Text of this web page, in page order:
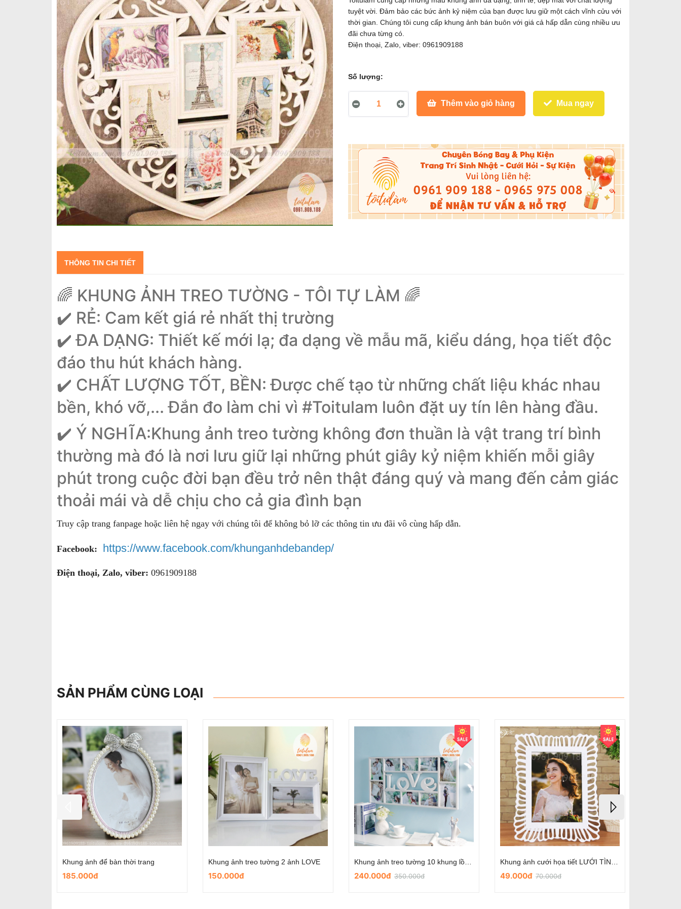
tuyệt vời. Đảm bảo các bức ảnh kỷ niệm của bạn được lưu giữ một cách vĩnh cửu với
thời gian. Chúng tôi cung cấp khung ảnh bán buôn với giá cả hấp dẫn cùng nhiều ưu
đãi chưa từng có.
Điện thoại, Zalo, viber: 0961909188
Số lượng:
Thêm vào giỏ hàng Mua ngay
THÔNG TIN CHI TIẾT
🌈 KHUNG ẢNH TREO TƯỜNG - TÔI TỰ LÀM 🌈
✔️ RẺ: Cam kết giá rẻ nhất thị trường
✔️ ĐA DẠNG: Thiết kế mới lạ; đa dạng về mẫu mã, kiểu dáng, họa tiết độc
đáo thu hút khách hàng.
✔️ CHẤT LƯỢNG TỐT, BỀN: Được chế tạo từ những chất liệu khác nhau
bền, khó vỡ,... Đắn đo làm chi vì #Toitulam luôn đặt uy tín lên hàng đầu.
✔️ Ý NGHĨA:Khung ảnh treo tường không đơn thuần là vật trang trí bình
thường mà đó là nơi lưu giữ lại những phút giây kỷ niệm khiến mỗi giây
phút trong cuộc đời bạn đều trở nên thật đáng quý và mang đến cảm giác
thoải mái và dễ chịu cho cả gia đình bạn
Truy cập trang fanpage hoặc liên hệ ngay với chúng tôi để không bỏ lỡ các thông tin ưu đãi vô cùng hấp dẫn.
Facebook: https://www.facebook.com/khunganhdebandep/
Điện thoại, Zalo, viber: 0961909188
SẢN PHẨM CÙNG LOẠI
49.000đ70.000đ
Khung ảnh cưới họa tiết BƯỚM HOA mẫu số 6
49.000đ70.000đ 49.000đ70.000đ 49.000đ 70.000đ